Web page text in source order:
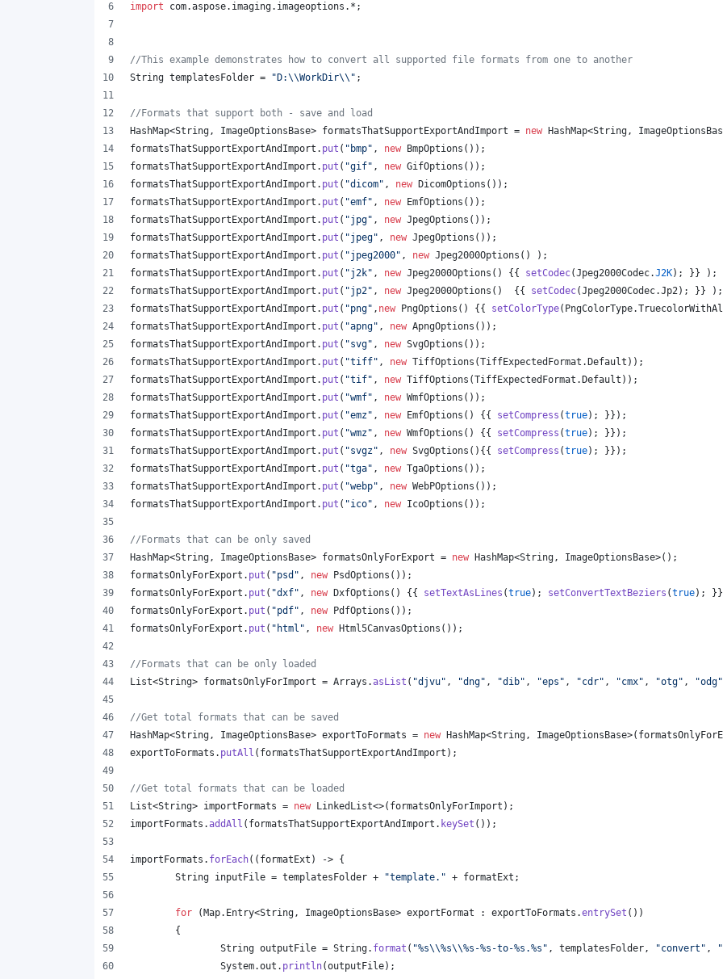
import
com.aspose. imaging. imageoptions .*;
//This example demonstrates how to convert all supported file formats from one to another
String templatesFolder = "D:\\WorkDir\\ " ;
//Formats that support both - save and load
HashMap<String, ImageOptionsBase> formatsThatSupportExportAndImport = new HashMap<String,
formatsThatSupportExportAndImport . put ( "bmp" , new BmpOptions ());
formatsThatSupportExportAndImport . put ( "gif" , new GifOptions ());
formatsThatSupportExportAndImport . put ( "dicom" , new DicomOptions ());
formatsThatSupportExportAndImport . put ( "emf" , new EmfOptions ());
formatsThatSupportExportAndImport . put ( "jpg" , new JpegOptions ());
formatsThatSupportExportAndImport . put ( "jpeg" , new JpegOptions ());
formatsThatSupportExportAndImport . put ( "jpeg2000" , new Jpeg2000Options () );
formatsThatSupportExportAndImport . put ( "j2k" , new Jpeg2000Options () {{ setCodec(Jpeg2000Codec.J2K); }} );
formatsThatSupportExportAndImport . put ( "jp2" , new Jpeg2000Options ()  {{ setCodec(Jpeg2000Codec.Jp2); }} );
formatsThatSupportExportAndImport . put ( "png" , new PngOptions () {{ setColorType( PngColorType.
formatsThatSupportExportAndImport . put ( "apng" , new ApngOptions ());
formatsThatSupportExportAndImport . put ( "svg" , new SvgOptions ());
formatsThatSupportExportAndImport . put ( "tiff" , new TiffOptions (TiffExpectedFormat . Default ));
formatsThatSupportExportAndImport . put ( "tif" , new TiffOptions (TiffExpectedFormat . Default ));
formatsThatSupportExportAndImport . put ( "wmf" , new WmfOptions ());
formatsThatSupportExportAndImport . put ( "emz" , new EmfOptions () {{ setCompress (true); }});
formatsThatSupportExportAndImport . put ( "wmz" , new WmfOptions () {{ setCompress (true); }});
formatsThatSupportExportAndImport . put ( "svgz" , new SvgOptions (){{ setCompress (true); }});
formatsThatSupportExportAndImport . put ( "tga" , new TgaOptions ());
formatsThatSupportExportAndImport . put ( "webp" , new WebPOptions ());
formatsThatSupportExportAndImport . put ( "ico" , new IcoOptions ());
//Formats that can be only saved
HashMap<String, ImageOptionsBase> formatsOnlyForExport = new HashMap<String, ImageOptionsBase>();
formatsOnlyForExport . put ( "psd" , new PsdOptions ());
formatsOnlyForExport . put ( "dxf" , new DxfOptions () {{ setTextAsLines (true); setConvertTextBeziers (true);
formatsOnlyForExport . put ( "pdf" , new PdfOptions ());
formatsOnlyForExport . put ( "html" , new Html5CanvasOptions ());
//Formats that can be only loaded
List<String> formatsOnlyForImport = Arrays .asList ( "djvu" , "dng" , "dib" , "eps" , "cdr" , "cmx" , "otg" , "odg"
//Get total formats that can be saved
HashMap<String, ImageOptionsBase> exportToFormats = new HashMap<String, ImageOptionsBase>(
exportToFormats . putAll ( formatsThatSupportExportAndImport );
//Get total formats that can be loaded
List<String> importFormats = new LinkedList<>( formatsOnlyForImport );
importFormats .addAll ( formatsThatSupportExportAndImport . keySet ());
importFormats . forEach(( formatExt ) -> {
String inputFile = templatesFolder + "template." + formatExt ;
for ( Map. Entry<String, ImageOptionsBase> exportFormat : exportToFormats .entrySet ())
	{
String outputFile = String. format ( "%s\\%s\\%s-%s-to-%s.%s" , templatesFolder, "convert" ,
System.out . println(outputFile);